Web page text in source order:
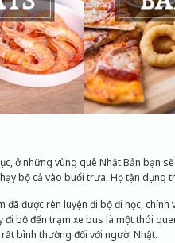
ở những vùng quê Nhật Bản bạn
bộ cả vào buổi trưa. Họ tận dụng
đã được rèn luyện đi bộ đi học,
bộ đến trạm xe bus là một thói
bình thường đối với người Nhật.